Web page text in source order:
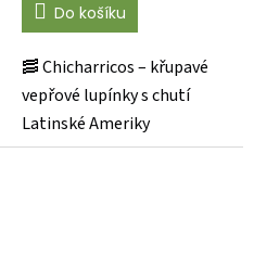
4,7
5
hvězdiček.
Do košíku
🥓 Chicharricos – křupavé
vepřové lupínky s chutí
Latinské Ameriky
Chicharricos jsou dokonale...